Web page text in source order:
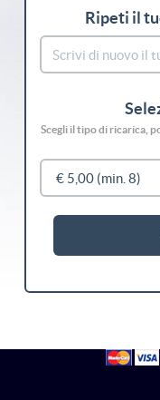
Ripeti il
Scegli il tipo di ricarica,